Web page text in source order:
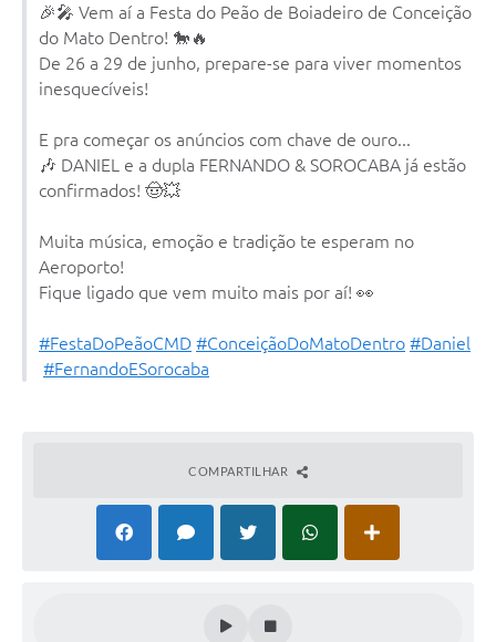
e-SIC
Regularização Fundiária
Notificações de Penalidades – Decisões
Notificações Ambientais
Notificações Obras e Posturas
Conselho Municipal de Conservação e Defesa do
Meio Ambiente-CODEMA
Galeria de Fotos
Contratos
Galeria de Vídeos
🎉🎤 Vem aí a Festa do Peão de Boiadeiro de Conceição
do Mato Dentro! 🐎🔥
De 26 a 29 de junho, prepare-se para viver momentos
inesquecíveis!
E pra começar os anúncios com chave de ouro...
🎶 DANIEL e a dupla FERNANDO & SOROCABA já estão
confirmados! 🤠💥
Muita música, emoção e tradição te esperam no
Aeroporto!
Fique ligado que vem muito mais por aí! 👀
#FestaDoPeãoCMD #ConceiçãoDoMatoDentro #Daniel
#FernandoESorocaba
COMPARTILHAR